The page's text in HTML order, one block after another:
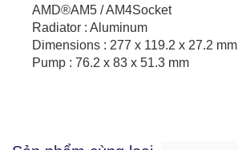
AMD®AM5 / AM4Socket
Radiator : Aluminum
Dimensions : 277 x 119.2 x 27.2 mm
Pump : 76.2 x 83 x 51.3 mm